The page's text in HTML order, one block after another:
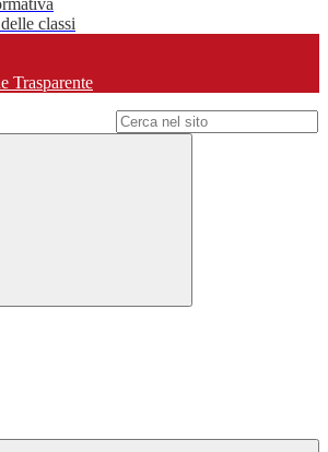
classi
Trasparente